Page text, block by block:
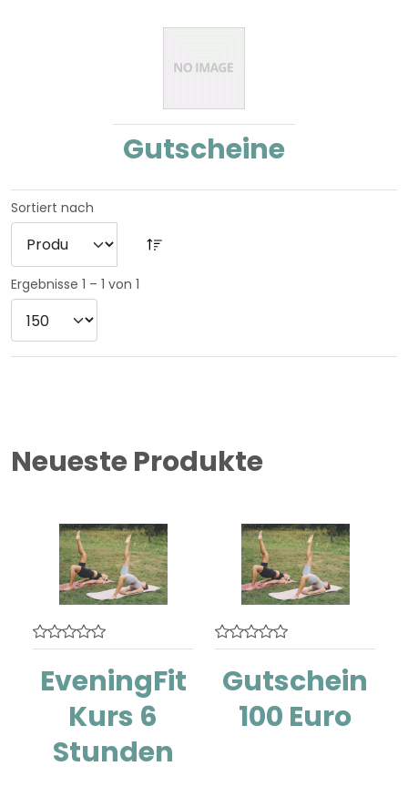
Gutscheine
Sortiert nach
Ergebnisse 1 – 1 von 1
Neueste Produkte
EveningFit
Kurs 6
Stunden
Gutschein
100 Euro